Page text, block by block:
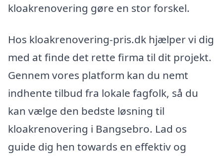
kloakrenovering gøre en stor forskel.
Hos kloakrenovering-pris.dk hjælper vi dig
med at finde det rette firma til dit projekt.
Gennem vores platform kan du nemt
indhente tilbud fra lokale fagfolk, så du
kan vælge den bedste løsning til
kloakrenovering i Bangsebro. Lad os
guide dig hen towards en effektiv og